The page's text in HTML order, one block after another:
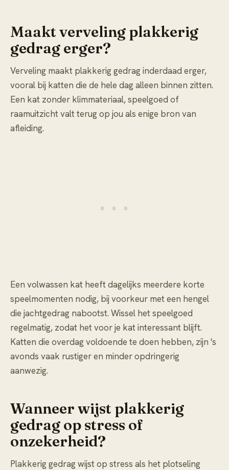
Maakt verveling plakkerig
gedrag erger?
Verveling maakt plakkerig gedrag inderdaad erger,
vooral bij katten die de hele dag alleen binnen zitten.
Een kat zonder klimmateriaal, speelgoed of
raamuitzicht valt terug op jou als enige bron van
afleiding.
Een volwassen kat heeft dagelijks meerdere korte
speelmomenten nodig, bij voorkeur met een hengel
die jachtgedrag nabootst. Wissel het speelgoed
regelmatig, zodat het voor je kat interessant blijft.
Katten die overdag voldoende te doen hebben, zijn 's
avonds vaak rustiger en minder opdringerig
aanwezig.
Wanneer wijst plakkerig
gedrag op stress of
onzekerheid?
Plakkerig gedrag wijst op stress als het plotseling